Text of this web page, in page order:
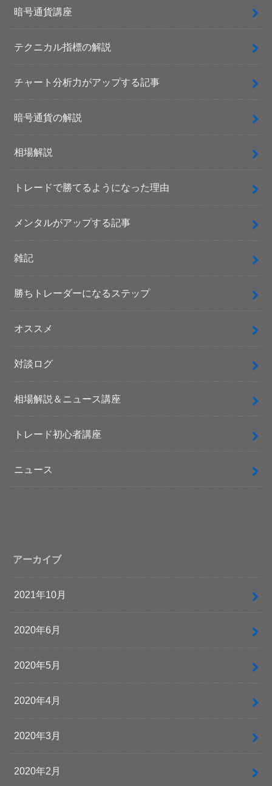
暗号通貨講座
テクニカル指標の解説
チャート分析力がアップする記事
暗号通貨の解説
相場解説
トレードで勝てるようになった理由
メンタルがアップする記事
雑記
勝ちトレーダーになるステップ
オススメ
対談ログ
相場解説＆ニュース講座
トレード初心者講座
ニュース
アーカイブ
2021年10月
2020年6月
2020年5月
2020年4月
2020年3月
2020年2月